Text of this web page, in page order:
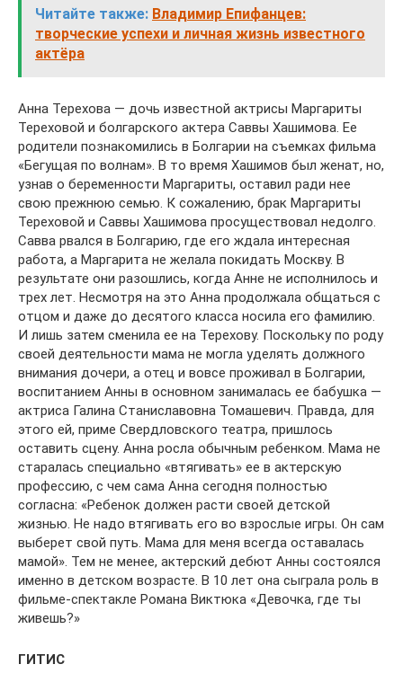
Читайте также: Владимир Епифанцев:
творческие успехи и личная жизнь известного
актёра
Анна Терехова — дочь известной актрисы Маргариты
Тереховой и болгарского актера Саввы Хашимова. Ее
родители познакомились в Болгарии на съемках фильма
«Бегущая по волнам». В то время Хашимов был женат, но,
узнав о беременности Маргариты, оставил ради нее
свою прежнюю семью. К сожалению, брак Маргариты
Тереховой и Саввы Хашимова просуществовал недолго.
Савва рвался в Болгарию, где его ждала интересная
работа, а Маргарита не желала покидать Москву. В
результате они разошлись, когда Анне не исполнилось и
трех лет. Несмотря на это Анна продолжала общаться с
отцом и даже до десятого класса носила его фамилию.
И лишь затем сменила ее на Терехову. Поскольку по роду
своей деятельности мама не могла уделять должного
внимания дочери, а отец и вовсе проживал в Болгарии,
воспитанием Анны в основном занималась ее бабушка —
актриса Галина Станиславовна Томашевич. Правда, для
этого ей, приме Свердловского театра, пришлось
оставить сцену. Анна росла обычным ребенком. Мама не
старалась специально «втягивать» ее в актерскую
профессию, с чем сама Анна сегодня полностью
согласна: «Ребенок должен расти своей детской
жизнью. Не надо втягивать его во взрослые игры. Он сам
выберет свой путь. Мама для меня всегда оставалась
мамой». Тем не менее, актерский дебют Анны состоялся
именно в детском возрасте. В 10 лет она сыграла роль в
фильме-спектакле Романа Виктюка «Девочка, где ты
живешь?»
ГИТИС